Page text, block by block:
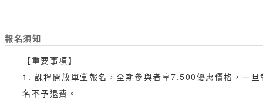
報名須知
【重要事項】
1. 課程開放單堂報名，全期參與者享7,500優惠價格，ㄧ旦
名不予退費。